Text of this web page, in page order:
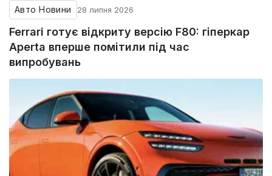
Авто Новини 28 липня 2026
Ferrari готує відкриту версію F80: гіперкар
Aperta вперше помітили під час
випробувань